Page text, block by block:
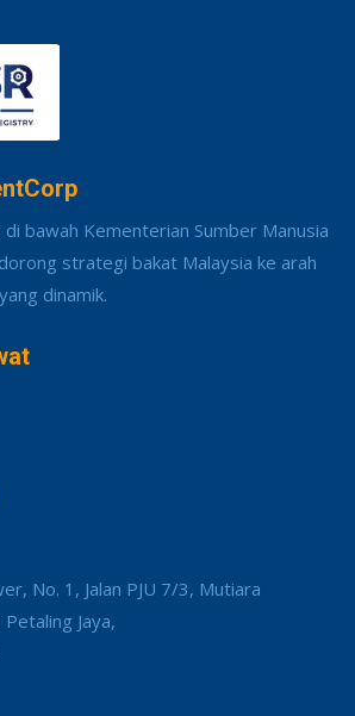
di bawah Kementerian Sumber Manusia
strategi bakat Malaysia ke arah
dinamik.
No. 1, Jalan PJU 7/3, Mutiara
Jaya,